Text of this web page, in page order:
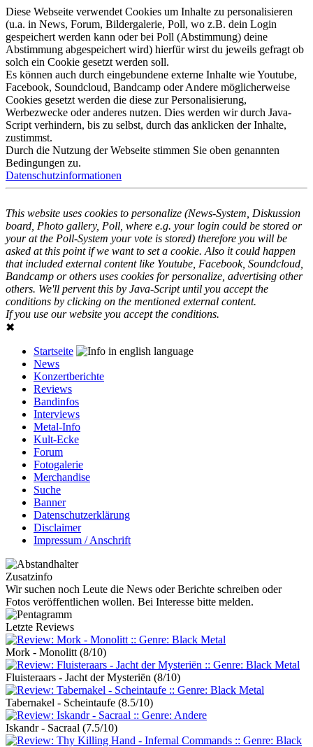
Diese Webseite verwendet Cookies um Inhalte zu personalisieren
(u.a. in News, Forum, Bildergalerie, Poll, wo z.B. dein Login
gespeichert werden kann oder bei Poll (Abstimmung) deine
Abstimmung abgespeichert wird) hierfür wirst du jeweils gefragt ob
solch ein Cookie gesetzt werden soll.
Es können auch durch eingebundene externe Inhalte wie Youtube,
Facebook, Soundcloud, Bandcamp oder Andere möglicherweise
Cookies gesetzt werden die diese zur Personalisierung,
Werbezwecke oder anderes nutzen. Dies werden wir durch Java-
Script verhindern, bis zu selbst, durch das anklicken der Inhalte,
zustimmst.
Durch die Nutzung der Webseite stimmen Sie oben genannten
Bedingungen zu.
Datenschutzinformationen
This website uses cookies to personalize (News-System, Diskussion
board, Photo gallery, Poll, where e.g. your login could be stored or
your at the Poll-System your vote is stored) therefore you will be
asked at this point if we want to set a cookie. Also it could happen
that included external content like Youtube, Facebook, Soundcloud,
Bandcamp or others uses cookies for personalize, advertising other
others. We'll pervent this by Java-Script until you accept the
conditions by clicking on the mentioned external content.
If you use our website you accept the conditions.
✖
Startseite
News
Konzertberichte
Reviews
Bandinfos
Interviews
Metal-Info
Kult-Ecke
Forum
Fotogalerie
Merchandise
Suche
Banner
Datenschutzerklärung
Disclaimer
Impressum / Anschrift
Zusatzinfo
Wir suchen noch Leute die News oder Berichte schreiben oder
Fotos veröffentlichen wollen. Bei Interesse bitte melden.
Letzte Reviews
Mork - Monolitt (8/10)
Fluisteraars - Jacht der Mysteriën (8/10)
Tabernakel - Scheintaufe (8.5/10)
Iskandr - Sacraal (7.5/10)